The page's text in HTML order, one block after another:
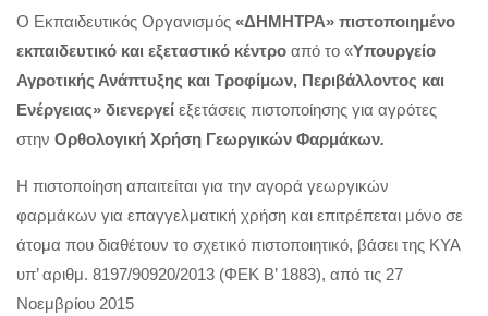
Ο Εκπαιδευτικός Οργανισμός «ΔΗΜΗΤΡΑ» πιστοποιημένο
εκπαιδευτικό και εξεταστικό κέντρο από το «Υπουργείο
Αγροτικής Ανάπτυξης και Τροφίμων, Περιβάλλοντος και
Ενέργειας» διενεργεί εξετάσεις πιστοποίησης για αγρότες
στην Ορθολογική Χρήση Γεωργικών Φαρμάκων.
Η πιστοποίηση απαιτείται για την αγορά γεωργικών
φαρμάκων για επαγγελματική χρήση και επιτρέπεται μόνο σε
άτομα που διαθέτουν το σχετικό πιστοποιητικό, βάσει της ΚΥΑ
υπ’ αριθμ. 8197/90920/2013 (ΦΕΚ Β’ 1883), από τις 27
Νοεμβρίου 2015